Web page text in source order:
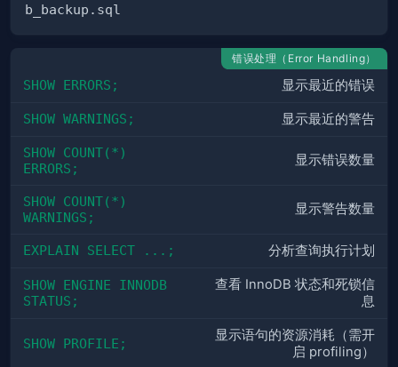
错误处理（Error Handling）
SHOW ERRORS; 显示最近的错误
SHOW WARNINGS; 显示最近的警告
SHOW COUNT(*)
ERRORS;
显示错误数量
SHOW COUNT(*)
WARNINGS;
显示警告数量
EXPLAIN SELECT ...; 分析查询执行计划
SHOW ENGINE INNODB
STATUS;
查看 InnoDB 状态和死锁信
息
SHOW PROFILE;
显示语句的资源消耗（需开
启 profiling）